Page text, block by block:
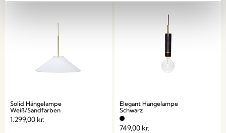
Solid Hängelampe
Weiß/Sandfarben
1.299,00 kr.
Elegant Hängelampe
Schwarz
749,00 kr.